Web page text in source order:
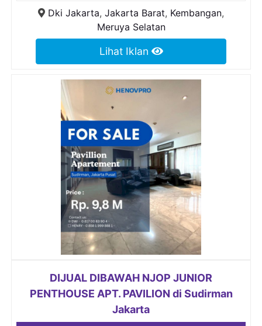
Dki Jakarta, Jakarta Barat, Kembangan,
Meruya Selatan
Lihat Iklan
DIJUAL DIBAWAH NJOP JUNIOR
PENTHOUSE APT. PAVILION di Sudirman
Jakarta